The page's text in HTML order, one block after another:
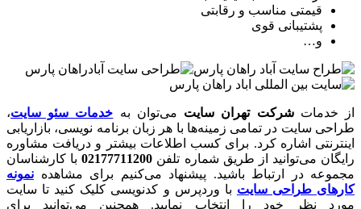
قیمتی مناسب و رقابتی
پشتیبانی قوی
و…
خدماتشرکت تهران سایتمی‌توان بهخدمات سئو سایت،
سایت در تمامی زمینه‌ها با هر زبان برنامه نویسی، بازاریابی
اشاره کرد. برای کسب اطلاعات بیشتر و دریافت مشاوره
می‌توانید از طریق شماره تلفن02177711200با کارشناسان
در ارتباط باشید. پیشنهاد می‌کنیم برای مشاهدهنمونه
طراحی سایتبا وردپرس و کدنویسی کلیک کنید تا سایت
نظر خود را انتخاب نمایید. همچنین می‌توانید برای